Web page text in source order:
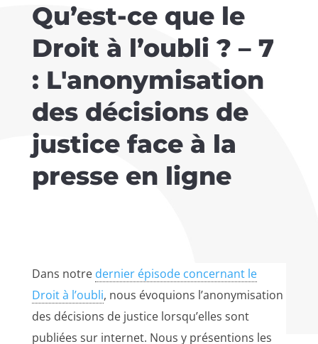
Qu’est-ce que le
Droit à l’oubli ? – 7
: L'anonymisation
des décisions de
justice face à la
presse en ligne
Dans notre dernier épisode concernant le
Droit à l’oubli, nous évoquions l’anonymisation
des décisions de justice lorsqu’elles sont
publiées sur internet. Nous y présentions les